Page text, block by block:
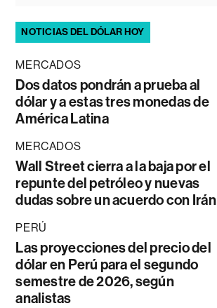
NOTICIAS DEL DÓLAR HOY
MERCADOS
Dos datos pondrán a prueba al
dólar y a estas tres monedas de
América Latina
MERCADOS
Wall Street cierra a la baja por el
repunte del petróleo y nuevas
dudas sobre un acuerdo con Irán
PERÚ
Las proyecciones del precio del
dólar en Perú para el segundo
semestre de 2026, según
analistas